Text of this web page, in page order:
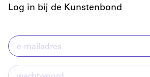
Log in bij de Kunstenbond